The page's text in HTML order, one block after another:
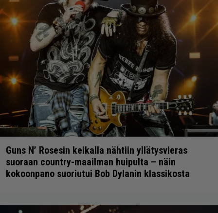
Guns N’ Rosesin keikalla nähtiin yllätysvieras
suoraan country-maailman huipulta – näin
kokoonpano suoriutui Bob Dylanin klassikosta